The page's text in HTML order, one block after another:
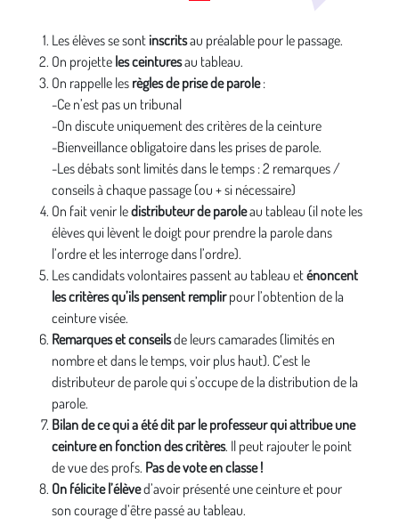
Les élèves se sont inscritsau préalable pour le passage.
On projette les ceinturesau tableau.
On rappelle les règles de prise de parole:
-Ce n’est pas un tribunal
-On discute uniquement des critères de la ceinture
-Bienveillance obligatoire dans les prises de parole.
-Les débats sont limités dans le temps : 2 remarques /
conseils à chaque passage (ou + si nécessaire)
On fait venir ledistributeur de paroleau tableau (il note les
élèves qui lèvent le doigt pour prendre la parole dans
l’ordre et les interroge dans l’ordre).
Les candidats volontaires passent au tableau eténoncent
les critères qu’ils pensent remplirpour l’obtention de la
ceinture visée.
Remarques et conseilsde leurs camarades (limités en
nombre et dans le temps, voir plus haut). C’est le
distributeur de parole qui s’occupe de la distribution de la
parole.
Bilan de ce qui a été dit par le professeur qui attribue une
ceinture en fonction des critères. Il peut rajouter le point
de vue des profs. Pas de vote en classe !
On félicite l’élèved’avoir présenté une ceinture et pour
son courage d’être passé au tableau.